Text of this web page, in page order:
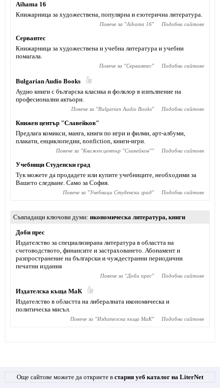
Aihama 16
Книжарница за художествена, популярна и езотерична литература.
Повече за "Aihama 16" Подобни сайтове
Сервантес
Книжарница за художествена и учебна литература и учебни
помагала.
Повече за "Сервантес" Подобни сайтове
Bulgarian Audio Books
Аудио книги с българска класика и фолклор в изпълнение на
професионални актьори.
Повече за "Bulgarian Audio Books" Подобни сайтове
Книжен център "Славейков"
Предлага комикси, манга, книги по игри и филми, арт-албуми,
плакати, енциклопедии, nonfiction, книги-игри.
Повече за "Книжен център "Славейков"" Подобни сайтове
Учебници Студенски град
Тук можете да продадете или купите учебниците, необходими за
Вашето следване. Само за София.
Повече за "Учебници Студенски град" Подобни сайтове
Съвпадащи ключови думи икономическа литература, книги
Доби прес
Издателство за специализирана литература в областта на
счетоводството, финансите и застраховането. Абонамент и
разпространение на български и чуждестранни периодични
печатни издания
Повече за "Доби прес" Подобни сайтове
Издателска къща МаК
Издателство в областта на либералната икономическа и
политическа мисъл.
Повече за "Издателска къща МаК" Подобни сайтове
Още сайтове можете да откриете в стария уеб каталог на LiterNet